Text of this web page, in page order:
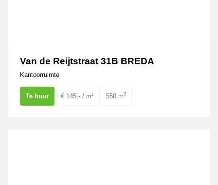
Van de Reijtstraat 31B BREDA
Kantoorruimte
Te huur € 145,- / m² 550 m2